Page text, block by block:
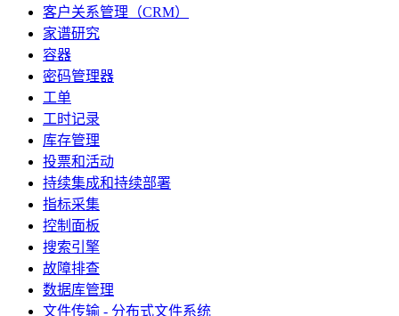
客户关系管理（CRM）
家谱研究
容器
密码管理器
工单
工时记录
库存管理
投票和活动
持续集成和持续部署
指标采集
控制面板
搜索引擎
故障排查
数据库管理
文件传输 - 分布式文件系统